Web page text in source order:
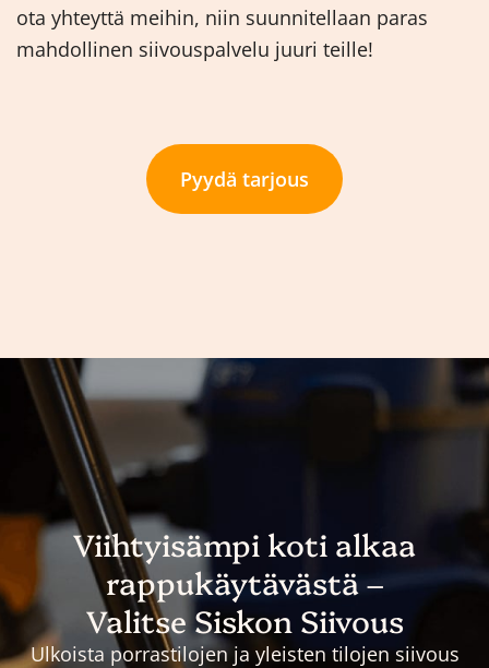
ota yhteyttä meihin, niin suunnitellaan paras
mahdollinen siivouspalvelu juuri teille!
Pyydä tarjous
Viihtyisämpi koti alkaa
rappukäytävästä –
Valitse Siskon Siivous
Ulkoista porrastilojen ja yleisten tilojen siivous